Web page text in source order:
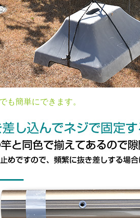
も簡単にできます。